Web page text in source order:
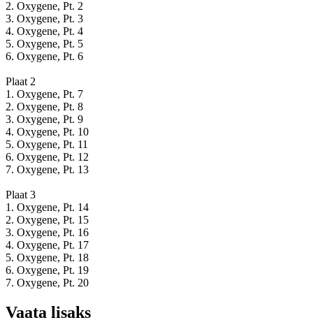
2. Oxygene, Pt. 2
3. Oxygene, Pt. 3
4. Oxygene, Pt. 4
5. Oxygene, Pt. 5
6. Oxygene, Pt. 6
Plaat 2
1. Oxygene, Pt. 7
2. Oxygene, Pt. 8
3. Oxygene, Pt. 9
4. Oxygene, Pt. 10
5. Oxygene, Pt. 11
6. Oxygene, Pt. 12
7. Oxygene, Pt. 13
Plaat 3
1. Oxygene, Pt. 14
2. Oxygene, Pt. 15
3. Oxygene, Pt. 16
4. Oxygene, Pt. 17
5. Oxygene, Pt. 18
6. Oxygene, Pt. 19
7. Oxygene, Pt. 20
Vaata lisaks